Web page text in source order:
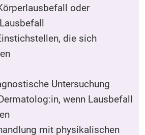
oder
die sich
Untersuchung
wenn Lausbefall
mit physikalischen